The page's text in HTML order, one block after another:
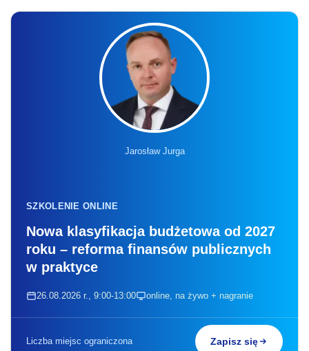
Jarosław Jurga
SZKOLENIE ONLINE
Nowa klasyfikacja budżetowa od 2027
roku – reforma finansów publicznych
w praktyce
26.08.2026 r., 9:00-13:00 online, na żywo + nagranie
Liczba miejsc ograniczona Zapisz się